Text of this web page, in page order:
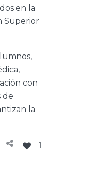
en la
Superior
con
de
la
1